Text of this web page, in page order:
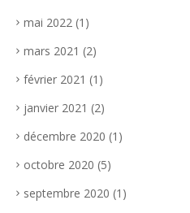
mai 2022 (1)
mars 2021 (2)
février 2021 (1)
janvier 2021 (2)
décembre 2020 (1)
octobre 2020 (5)
septembre 2020 (1)